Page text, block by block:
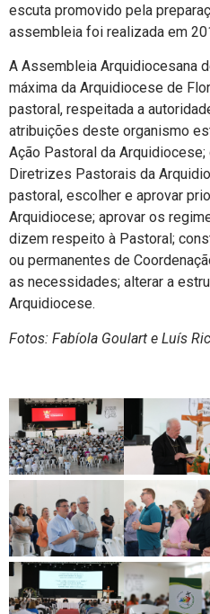
escuta promovido pela
assembleia foi realizada em
A Assembleia Arquidiocesana
máxima da Arquidiocese de
pastoral, respeitada a
atribuições deste organismo
Ação Pastoral da
Diretrizes Pastorais da
pastoral, escolher e aprovar
Arquidiocese; aprovar os
dizem respeito à Pastoral;
ou permanentes de
as necessidades; alterar a
Arquidiocese.
Fotos: Fabíola Goulart e Luís